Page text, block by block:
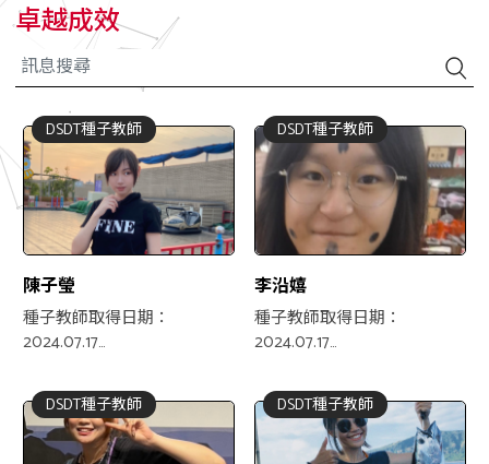
卓越成效
DSDT種子教師
陳子瑩
種子教師取得日期：
2024.07.17
藝術、社區營造、服務設計
DSDT種子教師
李沿嬉
種子教師取得日期：
2024.07.17
剪輯、社區營造
DSDT種子教師 DSDT種子教師